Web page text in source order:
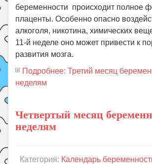
беременности происходит полное
плаценты. Особенно опасно
алкоголя, никотина, химических
11-й неделе оно может привести к
развития мозга.
Подробнее: Третий месяц
неделям
Четвертый месяц
неделям
Категория: Календарь